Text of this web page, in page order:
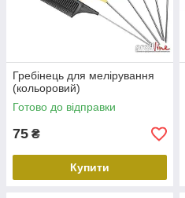
Гребінець для мелірування
(кольоровий)
Готово до відправки
75 ₴
Купити